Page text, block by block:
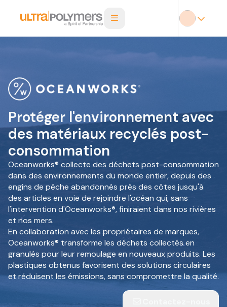
Protéger l'environnement avec
des matériaux recyclés post-
consommation
Oceanworks® collecte des déchets post-consommation
dans des environnements du monde entier, depuis des
engins de pêche abandonnés près des côtes jusqu'à
des articles en voie de rejoindre l'océan qui, sans
l'intervention d'Oceanworks®, finiraient dans nos rivières
et nos mers.
En collaboration avec les propriétaires de marques,
Oceanworks® transforme les déchets collectés en
granulés pour leur remoulage en nouveaux produits. Les
plastiques obtenus favorisent des solutions circulaires
et réduisent les émissions, sans compromettre la qualité.